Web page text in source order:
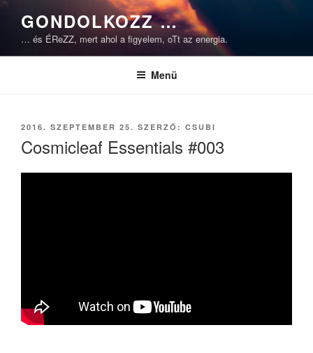
Tartalomhoz
GONDOLKOZZ …
… és ÉReZZ, mert ahol a figyelem, oTt az energia.
Menü
BEKÜLDVE:
2016. SZEPTEMBER 25. SZERZŐ: CSUBI
Cosmicleaf Essentials #003